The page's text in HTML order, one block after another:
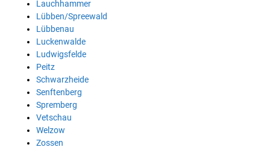
Lauchhammer
Lübben/Spreewald
Lübbenau
Luckenwalde
Ludwigsfelde
Peitz
Schwarzheide
Senftenberg
Spremberg
Vetschau
Welzow
Zossen